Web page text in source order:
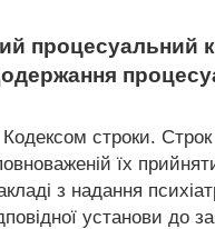
процесуальний
строки.
їх
з надання
установи до